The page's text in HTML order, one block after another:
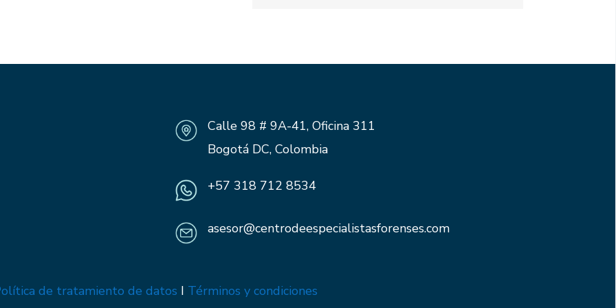
Calle 98 # 9A-41, Oficina 311
Bogotá DC, Colombia
+57 318 712 8534
asesor@centrodeespecialistasforenses.com
de tratamiento de datos I Términos y condiciones